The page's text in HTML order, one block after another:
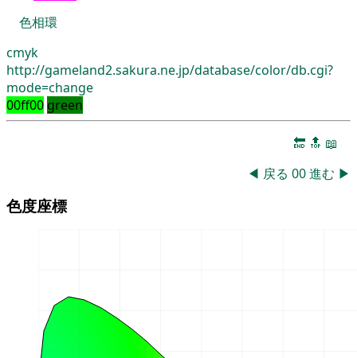
色相環
cmyk
http://gameland2.sakura.ne.jp/database/color/db.cgi?
mode=change
00ff00 green
🔚 🔝 📖
◀ 戻る 00進む ▶
色度座標